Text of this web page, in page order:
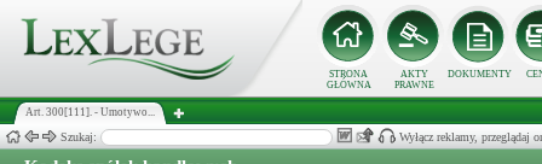
STRONA
GŁÓWNA
AKTY
PRAWNE
DOKUMENTY
Art. 300[111]. - Umotywo...
Szukaj: Wyłącz reklamy, przeglądaj